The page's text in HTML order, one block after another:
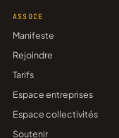
ASSOCE
Manifeste
Rejoindre
Tarifs
Espace entreprises
Espace collectivités
Soutenir